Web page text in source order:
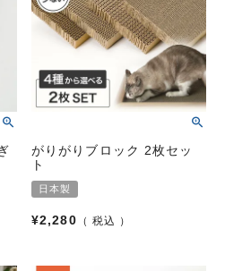
がりがりブロック 2枚セッ
ト
日本製
¥2,280 税込